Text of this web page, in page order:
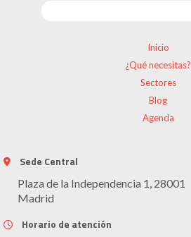
Inicio
¿Qué necesitas?
Sectores
Blog
Agenda
Sede Central
Plaza de la Independencia 1, 28001
Madrid
Horario de atención